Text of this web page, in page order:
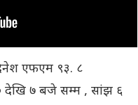
एफएम ९३. ८
देखि ७ बजे सम्म , सांझ ६